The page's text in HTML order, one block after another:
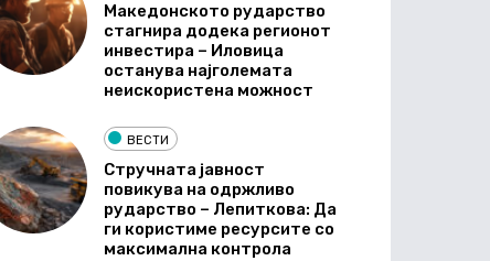
Македонското рударство
стагнира додека регионот
инвестира – Иловица
останува најголемата
неискористена можност
ВЕСТИ
Стручната јавност
повикува на одржливо
рударство – Лепиткова: Да
ги користиме ресурсите со
максимална контрола